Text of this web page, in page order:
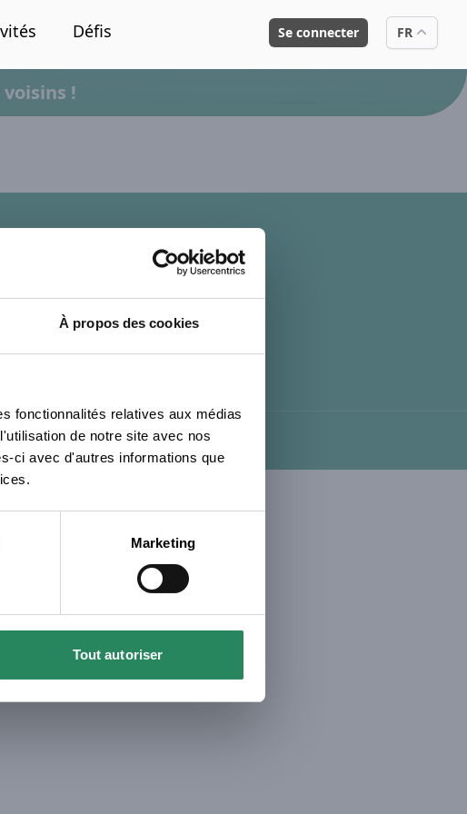
À propos des cookies
fonctionnalités relatives aux médias
de notre site avec nos
ci avec d'autres informations que
Marketing
Tout autoriser
Défis Se connecter FR
!
Plan du site
Suppression de compte
Concours
S'inscrire